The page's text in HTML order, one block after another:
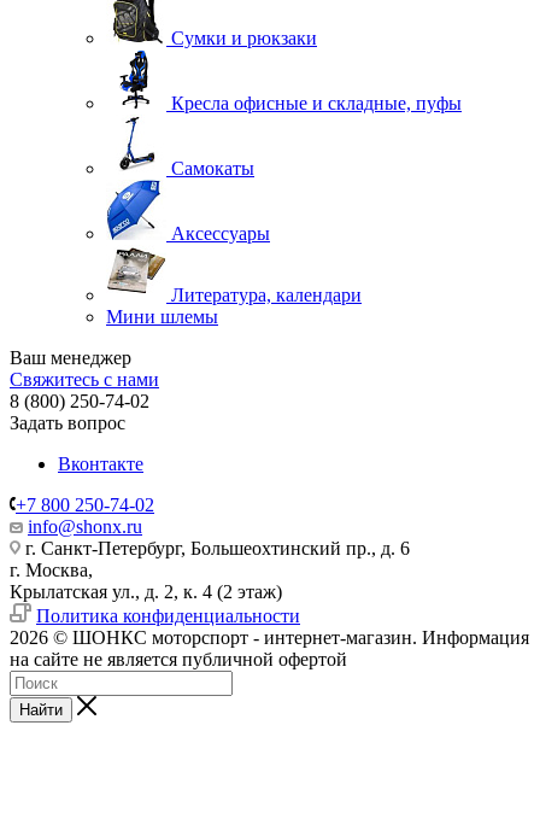
Сумки и рюкзаки
Кресла офисные и складные, пуфы
Самокаты
Аксессуары
Литература, календари
Мини шлемы
Ваш менеджер
Свяжитесь с нами
8 (800) 250-74-02
Задать вопрос
Вконтакте
+7 800 250-74-02
info@shonx.ru
г. Санкт-Петербург, Большеохтинский пр., д. 6
г. Москва,
Крылатская ул., д. 2, к. 4 (2 этаж)
Политика конфиденциальности
2026 © ШОНКС моторспорт - интернет-магазин. Информация
на сайте не является публичной офертой
Найти